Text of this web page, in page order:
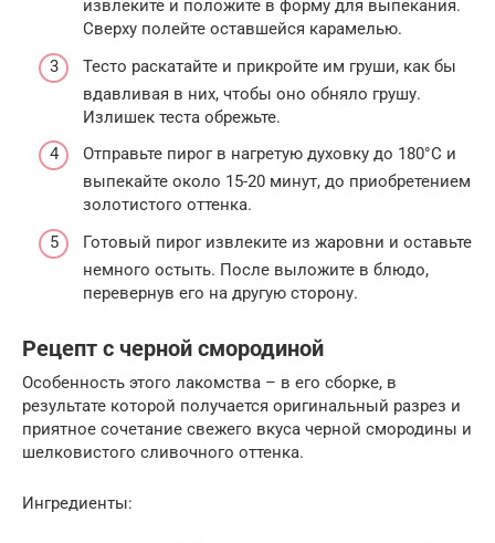
извлеките и положите в форму для выпекания.
Сверху полейте оставшейся карамелью.
Тесто раскатайте и прикройте им груши, как бы
вдавливая в них, чтобы оно обняло грушу.
Излишек теста обрежьте.
Отправьте пирог в нагретую духовку до 180°С и
выпекайте около 15-20 минут, до приобретением
золотистого оттенка.
Готовый пирог извлеките из жаровни и оставьте
немного остыть. После выложите в блюдо,
перевернув его на другую сторону.
Рецепт с черной смородиной
Особенность этого лакомства – в его сборке, в
результате которой получается оригинальный разрез и
приятное сочетание свежего вкуса черной смородины и
шелковистого сливочного оттенка.
Ингредиенты: